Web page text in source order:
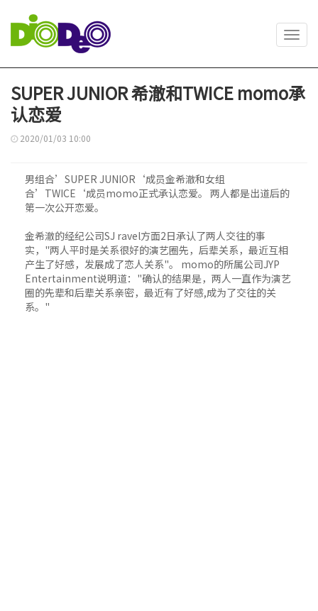
SUPER JUNIOR 希澈和TWICE momo承
认恋爱
2020/01/03 10:00
男组合’SUPER JUNIOR‘成员金希澈和女组
合’TWICE‘成员momo正式承认恋爱。 两人都是出道后的
第一次公开恋爱。
金希澈的经纪公司SJ ravel方面2日承认了两人交往的事
实，"两人平时是关系很好的演艺圈先，后辈关系，最近互相
产生了好感，发展成了恋人关系"。 momo的所属公司JYP
Entertainment说明道："确认的结果是，两人一直作为演艺
圈的先辈和后辈关系亲密，最近有了好感,成为了交往的关
系。"